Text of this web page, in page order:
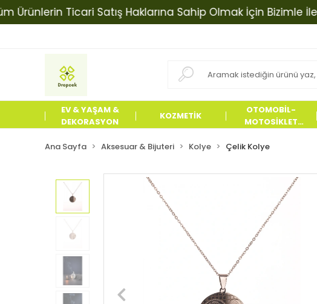
Ticari Satış Haklarına Sahip Olmak İçin Bizimle
EV & YAŞAM &
DEKORASYON
KOZMETİK
OTOMOBİL-
MOTOSİKLET
Ana Sayfa Aksesuar & Bijuteri Kolye Çelik Kolye